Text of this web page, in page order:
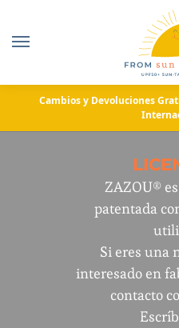
Cambios y Devoluciones
ZAZOU®
patentada
Si eres una
interesado en
contacto